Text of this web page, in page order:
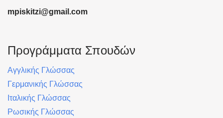
mpiskitzi@gmail.com
Προγράμματα Σπουδών
Αγγλικής Γλώσσας
Γερμανικής Γλώσσας
Ιταλικής Γλώσσας
Ρωσικής Γλώσσας